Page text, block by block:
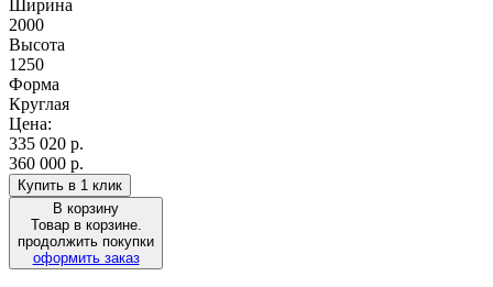
Ширина
2000
Высота
1250
Форма
Круглая
Цена:
335 020 р.
360 000 р.
Купить в 1 клик
В корзину
Товар в корзине.
продолжить покупки
оформить заказ